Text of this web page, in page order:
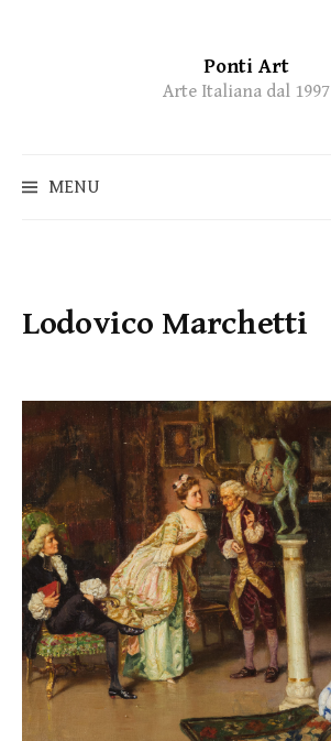
Ponti Art
Arte Italiana dal 1997
MENU
Lodovico Marchetti